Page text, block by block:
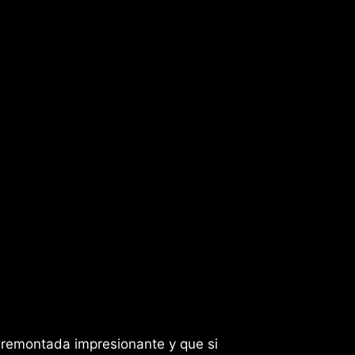
impresionante y que si